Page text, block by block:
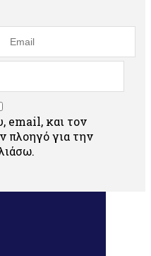
email, και τον
πλοηγό για την